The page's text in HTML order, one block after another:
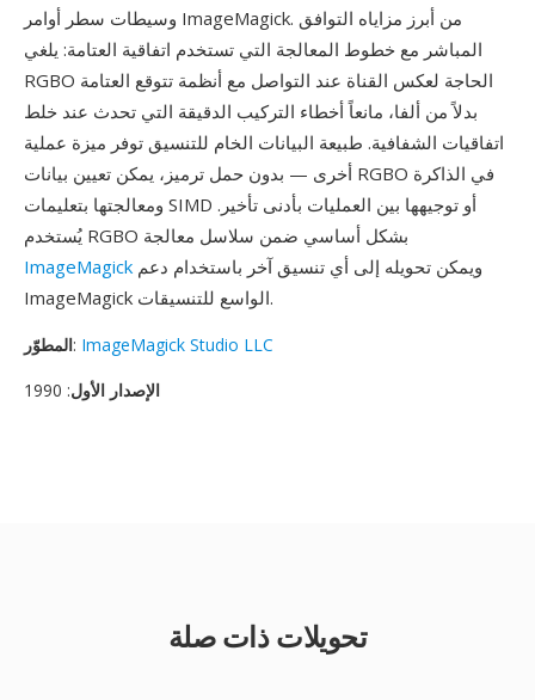
وسيطات سطر أوامر ImageMagick. من أبرز مزاياه التوافق
المباشر مع خطوط المعالجة التي تستخدم اتفاقية العتامة: يلغي
RGBO الحاجة لعكس القناة عند التواصل مع أنظمة تتوقع العتامة
بدلاً من ألفا، مانعاً أخطاء التركيب الدقيقة التي تحدث عند خلط
اتفاقيات الشفافية. طبيعة البيانات الخام للتنسيق توفر ميزة عملية
أخرى — بدون حمل ترميز، يمكن تعيين بيانات RGBO في الذاكرة
ومعالجتها بتعليمات SIMD أو توجيهها بين العمليات بأدنى تأخير.
يُستخدم RGBO بشكل أساسي ضمن سلاسل معالجة
ImageMagick
ImageMagick الواسع للتنسيقات.
المطوّر: ImageMagick Studio LLC
الإصدار الأول: 1990
تحويلات ذات صلة